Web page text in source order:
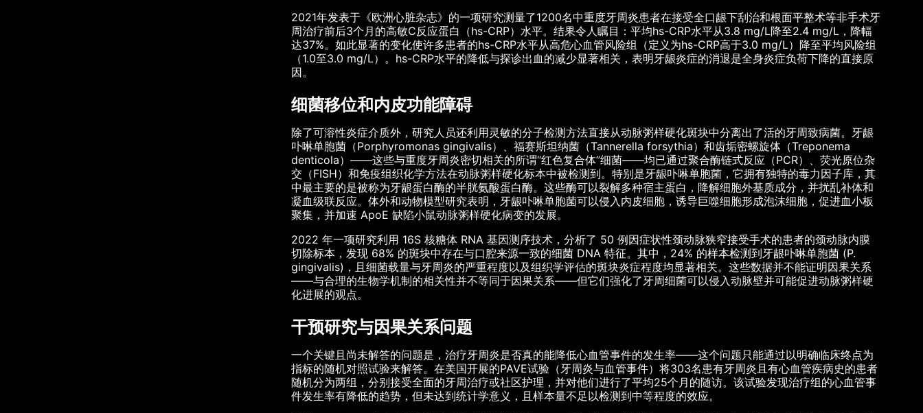
2021年发表于《欧洲心脏杂志》的一项研究测量了1200名中重度牙周炎患者在接受全口龈下刮治和根面平整术等非手术牙
周治疗前后3个月的高敏C反应蛋白（hs-CRP）水平。结果令人瞩目：平均hs-CRP水平从3.8 mg/L降至2.4 mg/L，降幅
达37%。如此显著的变化使许多患者的hs-CRP水平从高危心血管风险组（定义为hs-CRP高于3.0 mg/L）降至平均风险组
（1.0至3.0 mg/L）。hs-CRP水平的降低与探诊出血的减少显著相关，表明牙龈炎症的消退是全身炎症负荷下降的直接原
因。
细菌移位和内皮功能障碍
除了可溶性炎症介质外，研究人员还利用灵敏的分子检测方法直接从动脉粥样硬化斑块中分离出了活的牙周致病菌。牙龈
卟啉单胞菌（Porphyromonas gingivalis）、福赛斯坦纳菌（Tannerella forsythia）和齿垢密螺旋体（Treponema
denticola）——这些与重度牙周炎密切相关的所谓“红色复合体”细菌——均已通过聚合酶链式反应（PCR）、荧光原位杂
交（FISH）和免疫组织化学方法在动脉粥样硬化标本中被检测到。特别是牙龈卟啉单胞菌，它拥有独特的毒力因子库，其
中最主要的是被称为牙龈蛋白酶的半胱氨酸蛋白酶。这些酶可以裂解多种宿主蛋白​​，降解细胞外基质成分，并扰乱补体和
凝血级联反应。体外和动物模型研究表明，牙龈卟啉单胞菌可以侵入内皮细胞，诱导巨噬细胞形成泡沫细胞，促进血小板
聚集，并加速 ApoE 缺陷小鼠动脉粥样硬化病变的发展。
2022 年一项研究利用 16S 核糖体 RNA 基因测序技术，分析了 50 例因症状性颈动脉狭窄接受手术的患者的颈动脉内膜
切除标本，发现 68% 的斑块中存在与口腔来源一致的细菌 DNA 特征。其中，24% 的样本检测到牙龈卟啉单胞菌 (P.
gingivalis)，且细菌载量与牙周炎的严重程度以及组织学评估的斑块炎症程度均显著相关。这些数据并不能证明因果关系
——与合理的生物学机制的相关性并不等同于因果关系——但它们强化了牙周细菌可以侵入动脉壁并可能促进动脉粥样硬
化进展的观点。
干预研究与因果关系问题
一个关键且尚未解答的问题是，治疗牙周炎是否真的能降低心血管事件的发生率——这个问题只能通过以明确临床终点为
指标的随机对照试验来解答。在美国开展的PAVE试验（牙周炎与血管事件）将303名患有牙周炎且有心血管疾病史的患者
随机分为两组，分别接受全面的牙周治疗或社区护理，并对他们进行了平均25个月的随访。该试验发现治疗组的心血管事
件发生率有降低的趋势，但未达到统计学意义，且样本量不足以检测到中等程度的效应。